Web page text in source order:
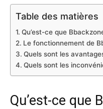
Table des matières
Qu’est-ce que
Le fonctionnement de
Quels sont les
Quels sont les
Qu’est-ce que